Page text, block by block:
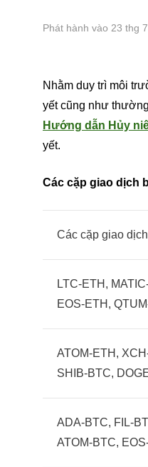
Phát hành vào 23 thg
Nhằm duy trì môi
yết cũng như
Hướng dẫn Hủy
yết.
Các cặp giao dịch
Các cặp giao
LTC-ETH,
EOS-ETH,
ATOM-ETH,
SHIB-BTC,
ADA-BTC, FIL-
ATOM-BTC,